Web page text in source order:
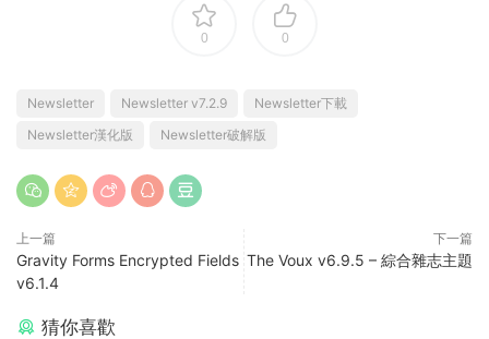
0 0
Newsletter Newsletter v7.2.9
Newsletter下載
Newsletter漢化版
Newsletter破解版
上一篇
Gravity Forms Encrypted Fields
v6.1.4
下一篇
The Voux v6.9.5 – 綜合雜志主題
猜你喜歡